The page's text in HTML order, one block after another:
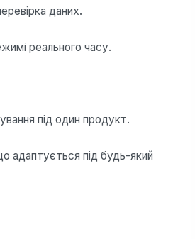
даних.
реального часу.
під один продукт.
адаптується під будь-який